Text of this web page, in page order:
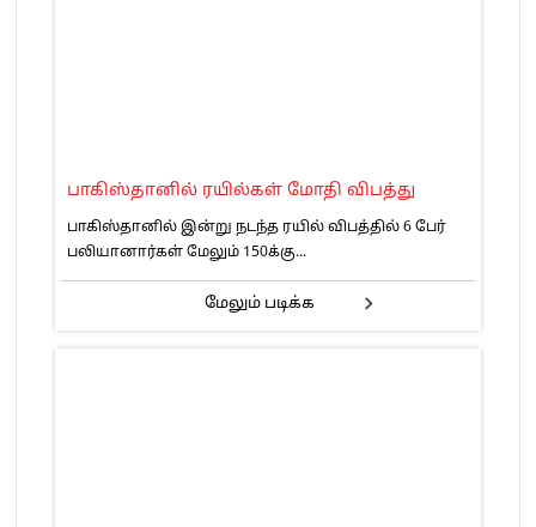
பாகிஸ்தானில் ரயில்கள் மோதி விபத்து
பாகிஸ்தானில் இன்று நடந்த ரயில் விபத்தில் 6 பேர்
பலியானார்கள் மேலும் 150க்கு...
மேலும் படிக்க